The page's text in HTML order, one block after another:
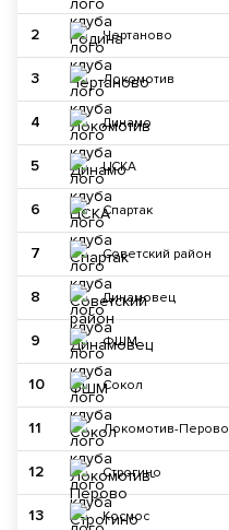
2 Чертаново
3 Локомотив
4 Динамо
5 ЦСКА
6 Спартак
7 Советский район
8 Динамовец
9 ФШМ
10 Сокол
11 Локомотив-Перово
12 Строгино
13 Космос